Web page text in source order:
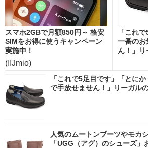
スマホ2GBで月額850円～ 格安
SIMをお得に使うキャンペーン
実施中！
(IIJmio)
「これ
一番のお
ん！」
「これで5足目です」「とに
で手放せません！」リーガル
人気のムートンブーツやモカ
「UGG（アグ）のシューズ」